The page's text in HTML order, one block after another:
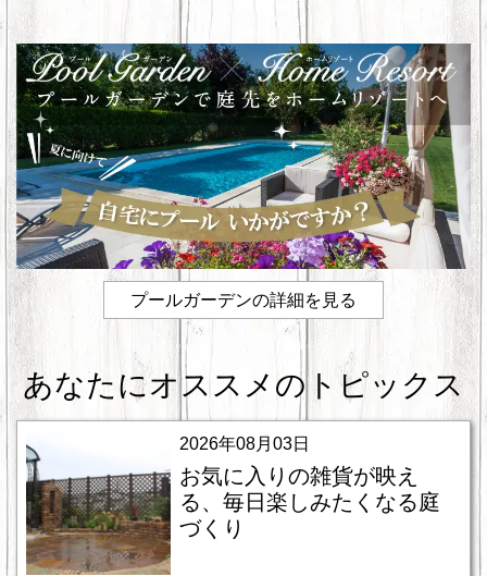
k
プールガーデンの詳細を見る
あなたにオススメのトピックス
2026年08月03日
お気に入りの雑貨が映え
る、毎日楽しみたくなる庭
づくり